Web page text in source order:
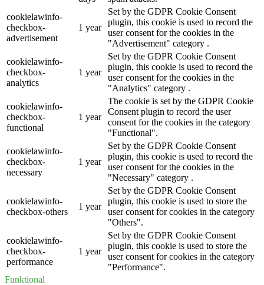
cookielawinfo-
checkbox-
advertisement
1 year
Set by the GDPR Cookie Consent
plugin, this cookie is used to record the
user consent for the cookies in the
"Advertisement" category .
cookielawinfo-
checkbox-
analytics
1 year
Set by the GDPR Cookie Consent
plugin, this cookie is used to record the
user consent for the cookies in the
"Analytics" category .
cookielawinfo-
checkbox-
functional
1 year
The cookie is set by the GDPR Cookie
Consent plugin to record the user
consent for the cookies in the category
"Functional".
cookielawinfo-
checkbox-
necessary
1 year
Set by the GDPR Cookie Consent
plugin, this cookie is used to record the
user consent for the cookies in the
"Necessary" category .
cookielawinfo-
checkbox-others
1 year
Set by the GDPR Cookie Consent
plugin, this cookie is used to store the
user consent for cookies in the category
"Others".
cookielawinfo-
checkbox-
performance
1 year
Set by the GDPR Cookie Consent
plugin, this cookie is used to store the
user consent for cookies in the category
"Performance".
Funktional